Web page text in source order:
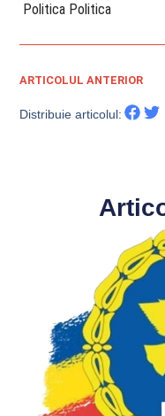
​ Politica Politica
ARTICOLUL ANTERIOR
Distribuie articolul: